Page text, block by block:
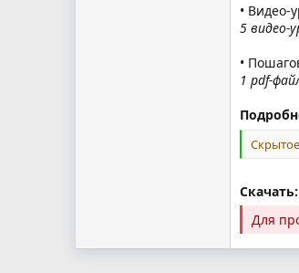
• Видео-
5 видео-
•
1 pdf-
Скачать:
Для